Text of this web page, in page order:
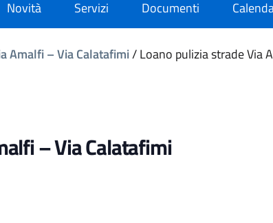
Novità Servizi Documenti
Amalfi – Via Calatafimi/Loano pulizia strade Via
– Via Calatafimi